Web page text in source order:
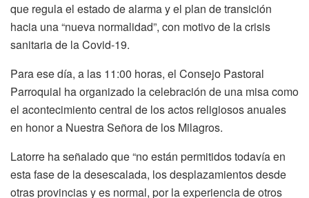
que regula el estado de alarma y el plan de transición
hacia una “nueva normalidad”, con motivo de la crisis
sanitaria de la Covid-19.
Para ese día, a las 11:00 horas, el Consejo Pastoral
Parroquial ha organizado la celebración de una misa como
el acontecimiento central de los actos religiosos anuales
en honor a Nuestra Señora de los Milagros.
Latorre ha señalado que “no están permitidos todavía en
esta fase de la desescalada, los desplazamientos desde
otras provincias y es normal, por la experiencia de otros